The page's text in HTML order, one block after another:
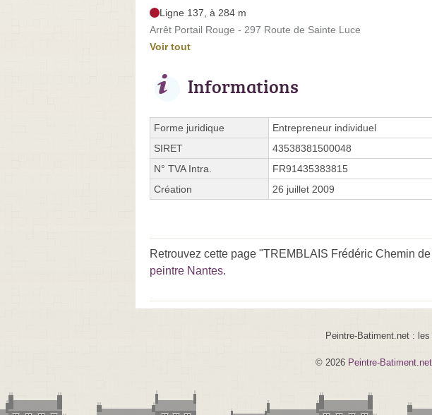
Ligne 137, à 284 m
Arrêt Portail Rouge - 297 Route de Sainte Luce
Voir tout
Informations
Forme juridique
Entrepreneur individuel
SIRET
43538381500048
N° TVA Intra.
FR91435383815
Création
26 juillet 2009
Retrouvez cette page "TREMBLAIS Frédéric Chemin
peintre Nantes.
Peintre-Batiment.net :
© 2026 Peintre-Batiment.net